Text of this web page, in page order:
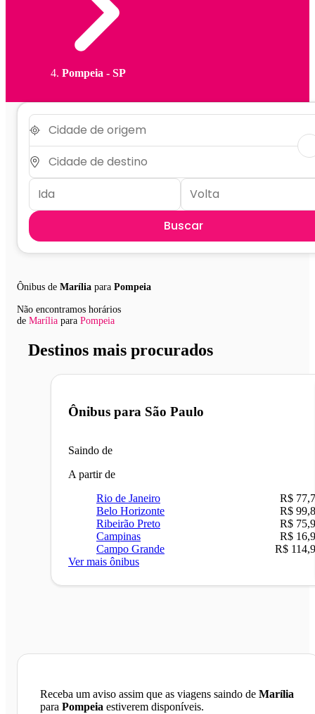
Pompeia - SP
Buscar
Ônibus de Marília para Pompeia
Não encontramos horários
de Marília para Pompeia
Destinos mais procurados
Ônibus para São Paulo
Saindo de
A partir de
Rio de Janeiro
R$
Belo Horizonte
R$
Ribeirão Preto
R$
Campinas
R$
Campo Grande
R$
Ver mais ônibus
Receba um aviso assim que as viagens saindo de Marília
para Pompeia estiverem disponíveis.